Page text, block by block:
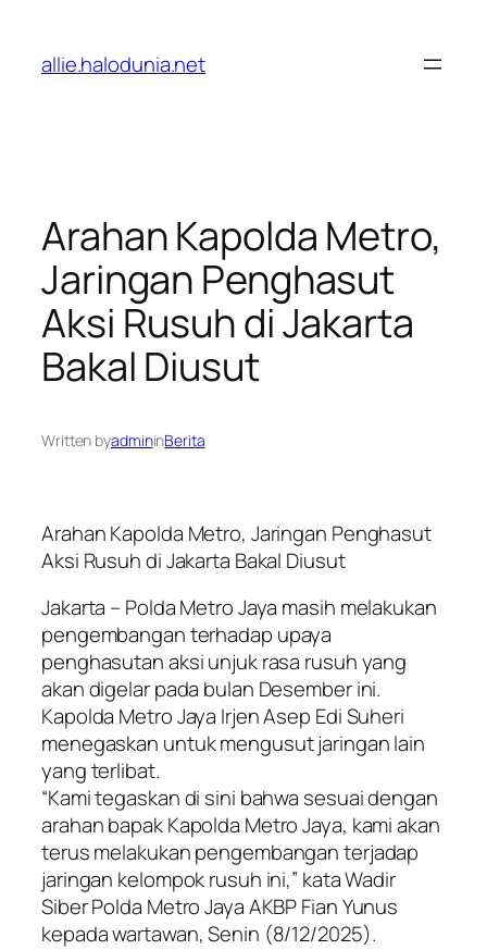
konten
allie.halodunia.net
Arahan Kapolda Metro,
Jaringan Penghasut
Aksi Rusuh di Jakarta
Bakal Diusut
Written byadmininBerita
Arahan Kapolda Metro, Jaringan Penghasut
Aksi Rusuh di Jakarta Bakal Diusut
Jakarta – Polda Metro Jaya masih melakukan
pengembangan terhadap upaya
penghasutan aksi unjuk rasa rusuh yang
akan digelar pada bulan Desember ini.
Kapolda Metro Jaya Irjen Asep Edi Suheri
menegaskan untuk mengusut jaringan lain
yang terlibat.
“Kami tegaskan di sini bahwa sesuai dengan
arahan bapak Kapolda Metro Jaya, kami akan
terus melakukan pengembangan terjadap
jaringan kelompok rusuh ini,” kata Wadir
Siber Polda Metro Jaya AKBP Fian Yunus
kepada wartawan, Senin (8/12/2025).